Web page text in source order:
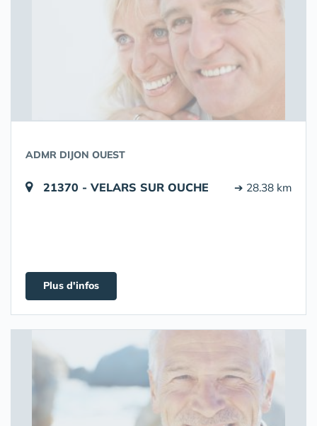
ADMR DIJON OUEST
21370 - VELARS SUR OUCHE ➔ 28.38 km
Plus d'infos